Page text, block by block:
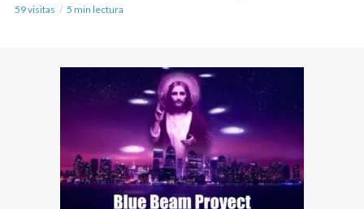
59 visitas 5 min lectura